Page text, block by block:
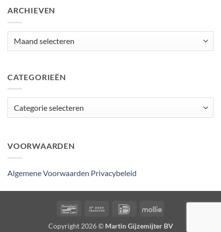
ARCHIEVEN
CATEGORIEËN
VOORWAARDEN
Algemene Voorwaarden Privacybeleid
BancontactBank
IDeal Mollie
Copyright 2026 © Martin Gijzemijter BV